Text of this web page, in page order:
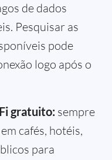
de dados
Pesquisar as
pode
logo após o
gratuito: sempre
cafés, hotéis,
para